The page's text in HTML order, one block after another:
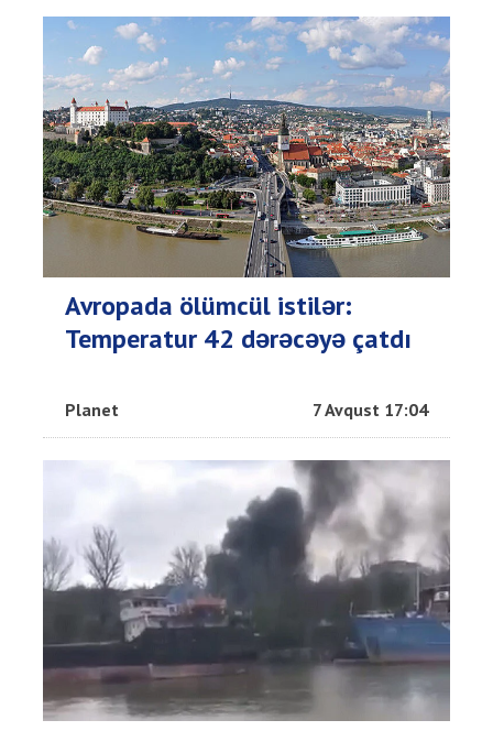
Avropada ölümcül istilər:
Temperatur 42 dərəcəyə çatdı
Planet 7 Avqust 17:04